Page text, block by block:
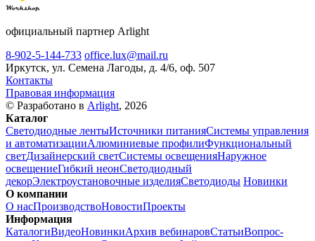
официальный партнер Arlight
8-902-5-144-733 office.lux@mail.ru
Иркутск, ул. Семена Лагоды, д. 4/6, оф. 507
Контакты
Правовая информация
© Разработано в Arlight, 2026
Каталог
Светодиодные лентыИсточники питанияСистемы управления
и автоматизацииАлюминиевые профилиФункциональный
светДизайнерский светСистемы освещенияНаружное
освещениеГибкий неонСветодиодный
декорЭлектроустановочные изделияСветодиоды Новинки
О компании
О насПроизводствоНовостиПроекты
Информация
КаталогиВидеоНовинкиАрхив вебинаровСтатьиВопрос-